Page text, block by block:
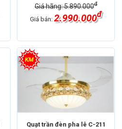
Giá hãng: 5.890.000đ
Giá bán:2.990.000đ
Quạt trần đèn pha lê C-211